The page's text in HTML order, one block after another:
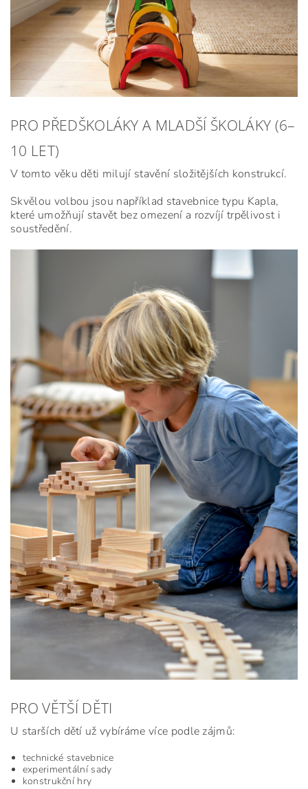
PRO PŘEDŠKOLÁKY A MLADŠÍ ŠKOLÁKY (6–
10 LET)
V tomto věku děti milují stavění složitějších konstrukcí.
Skvělou volbou jsou například stavebnice typu Kapla,
které umožňují stavět bez omezení a rozvíjí trpělivost i
soustředění.
PRO VĚTŠÍ DĚTI
U starších dětí už vybíráme více podle zájmů:
technické stavebnice
experimentální sady
konstrukční hry